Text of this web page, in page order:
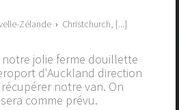
Zélande › Christchurch, [...]
jolie ferme douillette
d'Auckland direction
notre van. On
comme prévu.